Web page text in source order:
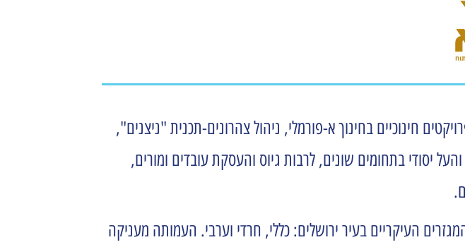
חינוכיים בחינוך א-פורמלי, ניהול צהרונים-תכנית "ניצנים",
יסודי בתחומים שונים, לרבות גיוס והעסקת עובדים ומורים,
לשלושת המגזרים העיקריים בעיר ירושלים: כללי, חרדי וערבי. העמותה מעניקה